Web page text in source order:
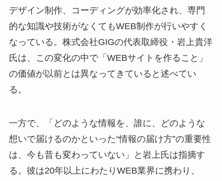
デザイン制作、コーディングが効率化され、専門
的な知識や技術がなくてもWEB制作が行いやすく
なっている。株式会社GIGの代表取締役・岩上貴洋
氏は、この変化の中で「WEBサイトを作ること」
の価値が以前とは異なってきていると述べてい
る。
一方で、「どのような情報を、誰に、どのような
想いで届けるのかといった“情報の届け方”の重要性
は、今も昔も変わっていない」と岩上氏は指摘す
る。彼は20年以上にわたりWEB業界に携わり、